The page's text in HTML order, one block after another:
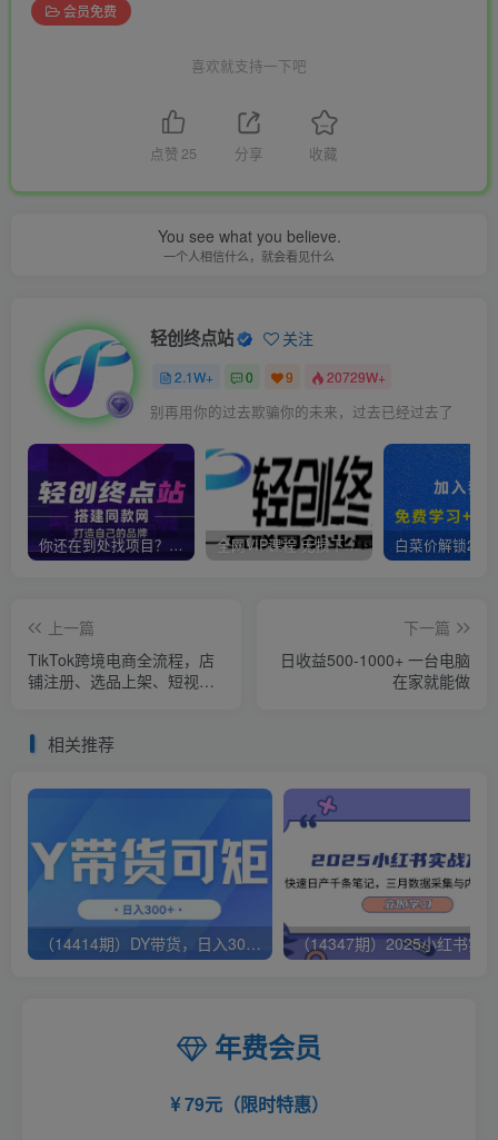
会员免费
喜欢就支持一下吧
点赞 25 分享 收藏
You see what you believe.
一个人相信什么，就会看见什么
轻创终点站 关注
2.1W+ 0 9 20729W+
别再用你的过去欺骗你的未来，过去已经过去了
你还在到处找项目？还在当韭菜？我靠卖项目一个月收入5万+，曾经我也是个失败者。 全网VIP课程 无损下载~
上一篇
TikTok跨境电商全流程，店
铺注册、选品上架、短视频
下一篇
日收益500-1000+ 一台电脑
在家就能做
相关推荐
（14414期）DY带货，日入300＋矩阵无上限
年费会员
79元（限时特惠）